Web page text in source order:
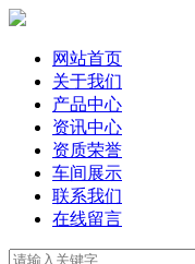
网站首页
关于我们
产品中心
资讯中心
资质荣誉
车间展示
联系我们
在线留言